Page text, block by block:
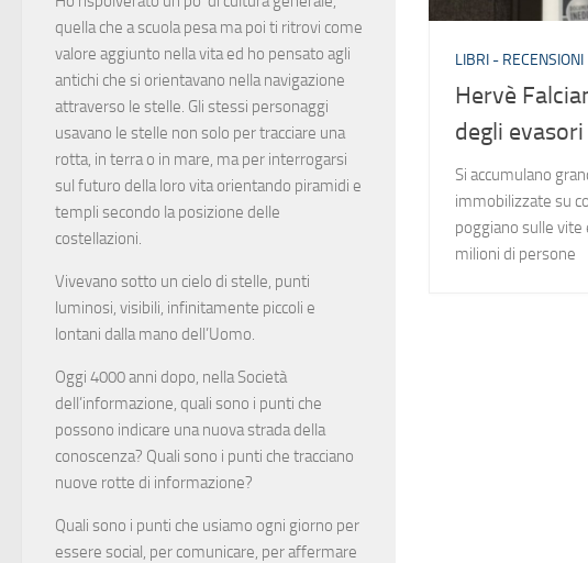
LIBRI - RECENSIONI
Hervè
degli evasori
Si accumulano
immobilizzate su
poggiano sulle
milioni di persone
quella che a scuola pesa ma poi ti ritrovi come
valore aggiunto nella vita ed ho pensato agli
antichi che si orientavano nella navigazione
attraverso le stelle. Gli stessi personaggi
usavano le stelle non solo per tracciare una
rotta, in terra o in mare, ma per interrogarsi
sul futuro della loro vita orientando piramidi e
templi secondo la posizione delle
costellazioni.
Vivevano sotto un cielo di stelle, punti
luminosi, visibili, infinitamente piccoli e
lontani dalla mano dell’Uomo.
Oggi 4000 anni dopo, nella Società
dell’informazione, quali sono i punti che
possono indicare una nuova strada della
conoscenza? Quali sono i punti che tracciano
nuove rotte di informazione?
Quali sono i punti che usiamo ogni giorno per
essere social, per comunicare, per affermare